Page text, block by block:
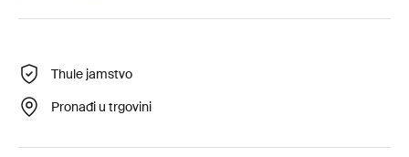
Thule jamstvo
Pronađi u trgovini